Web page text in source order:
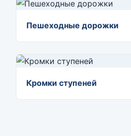
Пешеходные дорожки
Кромки ступеней